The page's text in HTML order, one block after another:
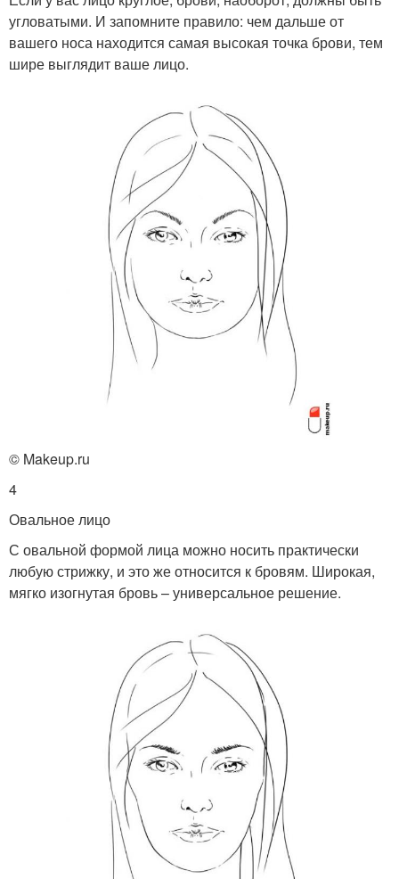
угловатыми. И запомните правило: чем дальше от
вашего носа находится самая высокая точка брови, тем
шире выглядит ваше лицо.
© Makeup.ru
4
Овальное лицо
С овальной формой лица можно носить практически
любую стрижку, и это же относится к бровям. Широкая,
мягко изогнутая бровь – универсальное решение.